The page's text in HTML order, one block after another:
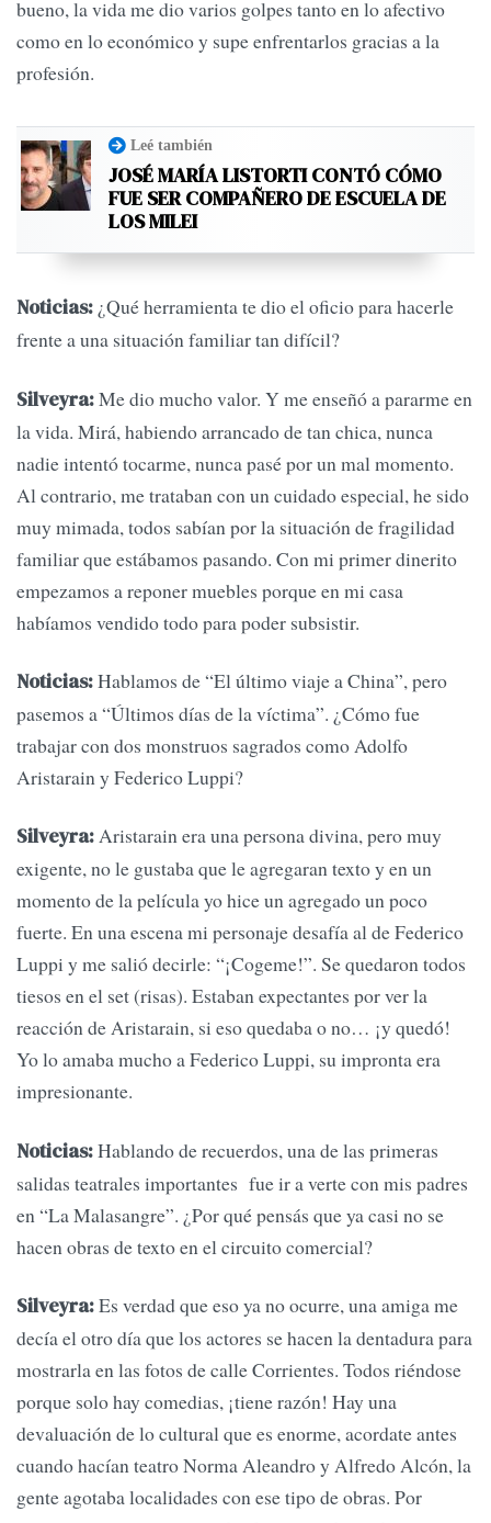
bueno, la vida me dio varios golpes tanto en lo afectivo
como en lo económico y supe enfrentarlos gracias a la
profesión.
Leé también
JOSÉ MARÍA LISTORTI CONTÓ CÓMO
FUE SER COMPAÑERO DE ESCUELA DE
LOS MILEI
Noticias: ¿Qué herramienta te dio el oficio para hacerle
frente a una situación familiar tan difícil?
Silveyra:Me dio mucho valor. Y me enseñó a pararme en
la vida. Mirá, habiendo arrancado de tan chica, nunca
nadie intentó tocarme, nunca pasé por un mal momento.
Al contrario, me trataban con un cuidado especial, he sido
muy mimada, todos sabían por la situación de fragilidad
familiar que estábamos pasando. Con mi primer dinerito
empezamos a reponer muebles porque en mi casa
habíamos vendido todo para poder subsistir.
Noticias:Hablamos de “El último viaje a China”, pero
pasemos a “Últimos días de la víctima”. ¿Cómo fue
trabajar con dos monstruos sagrados como Adolfo
Aristarain y Federico Luppi?
Silveyra:Aristarain era una persona divina, pero muy
exigente, no le gustaba que le agregaran texto y en un
momento de la película yo hice un agregado un poco
fuerte. En una escena mi personaje desafía al de Federico
Luppi y me salió decirle: “¡Cogeme!”. Se quedaron todos
tiesos en el set (risas). Estaban expectantes por ver la
reacción de Aristarain, si eso quedaba o no… ¡y quedó!
Yo lo amaba mucho a Federico Luppi, su impronta era
impresionante.
Noticias:Hablando de recuerdos, una de las primeras
salidas teatrales importantes fue ir a verte con mis padres
en “La Malasangre”. ¿Por qué pensás que ya casi no se
hacen obras de texto en el circuito comercial?
Silveyra:Es verdad que eso ya no ocurre, una amiga me
decía el otro día que los actores se hacen la dentadura para
mostrarla en las fotos de calle Corrientes. Todos riéndose
porque solo hay comedias, ¡tiene razón! Hay una
devaluación de lo cultural que es enorme, acordate antes
cuando hacían teatro Norma Aleandro y Alfredo Alcón, la
gente agotaba localidades con ese tipo de obras. Por